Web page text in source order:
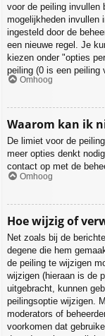
voor de peiling invullen
mogelijkheden invullen
ingesteld door de
een nieuwe regel. Je
kiezen onder "opties
peiling (0 is een peiling
Omhoog
Waarom kan ik
De limiet voor de
meer opties denkt
contact op met de
Omhoog
Hoe wijzig of
Net zoals bij de
degene die hem
de peiling te wijzigen
wijzigen (hieraan is de
uitgebracht, kunnen
peilingsoptie wijzigen.
moderators of
voorkomen dat